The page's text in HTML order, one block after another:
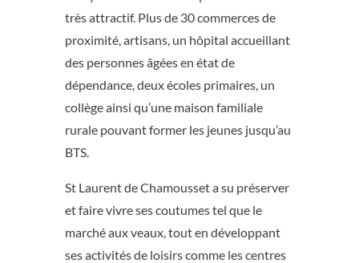
très attractif. Plus de 30 commerces de
proximité, artisans, un hôpital accueillant
des personnes âgées en état de
dépendance, deux écoles primaires, un
collège ainsi qu’une maison familiale
rurale pouvant former les jeunes jusqu’au
BTS.
St Laurent de Chamousset a su préserver
et faire vivre ses coutumes tel que le
marché aux veaux, tout en développant
ses activités de loisirs comme les centres